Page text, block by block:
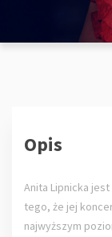
Opis
Anita Lipnicka
tego, że jej
najwyższym